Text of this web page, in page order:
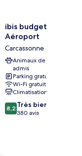
ibis
budget
Carcassonne
Aéroport
Carcassonne
ibis budget
Aéroport
Carcassonne
Animaux de compagnie
admis
Parking gratuit
Wi-Fi gratuit
Climatisation
8.2
sur
8,2 Très bien
380 avis